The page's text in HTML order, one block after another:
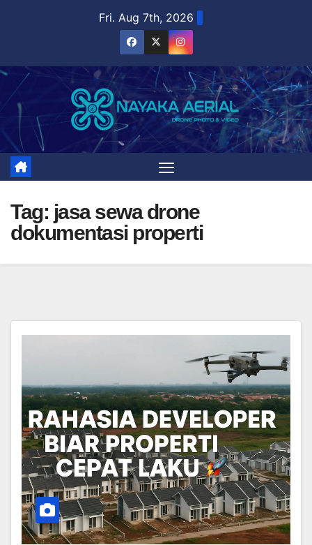
Fri. Aug 7th, 2026
Tag: jasa sewa drone
dokumentasi properti